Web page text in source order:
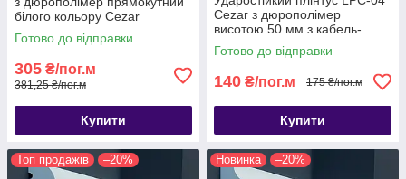
білого кольору Cezar
висотою 138мм
Готово до відправки
305 ₴/пог.м
381,25 ₴/пог.м
Купити
Cezar з дюрополімер
висотою 50 мм з кабель-
каналом. Плінтус цезар
Готово до відправки
140 ₴/пог.м 175 ₴/пог.м
Купити
Топ продажів –20% Новинка –20%